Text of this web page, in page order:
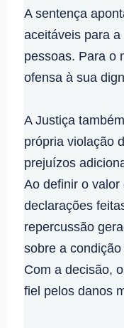
A sentença
aceitáveis para
pessoas. Para o
ofensa à sua
A Justiça
própria violação
prejuízos
Ao definir o
declarações
repercussão
sobre a
Com a decisão,
fiel pelos danos